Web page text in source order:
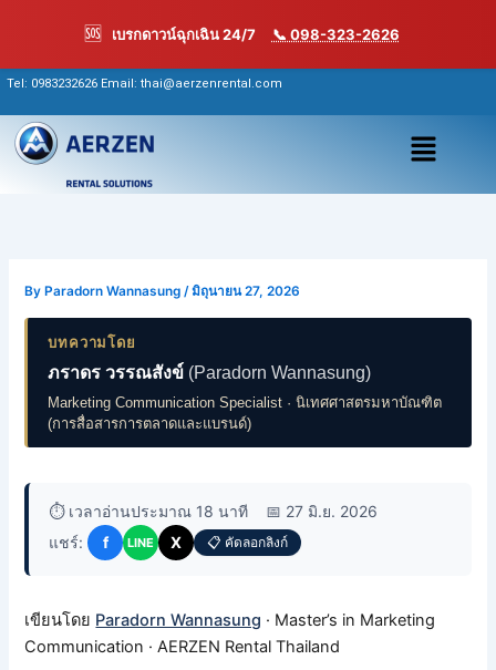
🆘 เบรกดาวน์ฉุกเฉิน 24/7 📞 098-323-2626
content
Tel: 0983232626 Email: thai@aerzenrental.com
เมนู
By Paradorn Wannasung/มิถุนายน 27, 2026
บทความโดย
ภราดร วรรณสังข์ (Paradorn Wannasung)
Marketing Communication Specialist · นิเทศศาสตรมหาบัณฑิต
(การสื่อสารการตลาดและแบรนด์)
⏱️ เวลาอ่านประมาณ 18 นาที
📅 27 มิ.ย. 2026
แชร์:
f LINE X 📋 คัดลอกลิงก์
เขียนโดย Paradorn Wannasung · Master’s in Marketing
Communication · AERZEN Rental Thailand